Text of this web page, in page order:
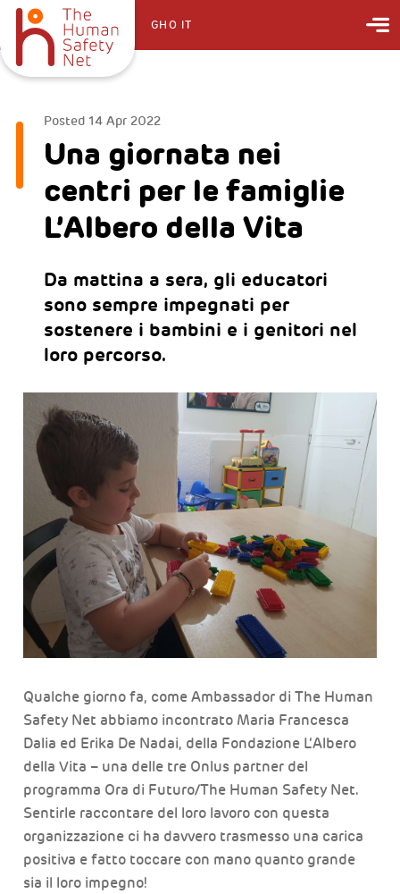
GHO IT
Posted 14 Apr 2022
Una giornata nei
centri per le famiglie
L’Albero della Vita
Da mattina a sera, gli educatori
sono sempre impegnati per
sostenere i bambini e i genitori nel
loro percorso.
Qualche giorno fa, come Ambassador di The Human
Safety Net abbiamo incontrato Maria Francesca
Dalia ed Erika De Nadai, della Fondazione L’Albero
della Vita – una delle tre Onlus partner del
programma Ora di Futuro/The Human Safety Net.
Sentirle raccontare del loro lavoro con questa
organizzazione ci ha davvero trasmesso una carica
positiva e fatto toccare con mano quanto grande
sia il loro impegno!